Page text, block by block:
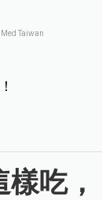
Med Taiwan
吃，